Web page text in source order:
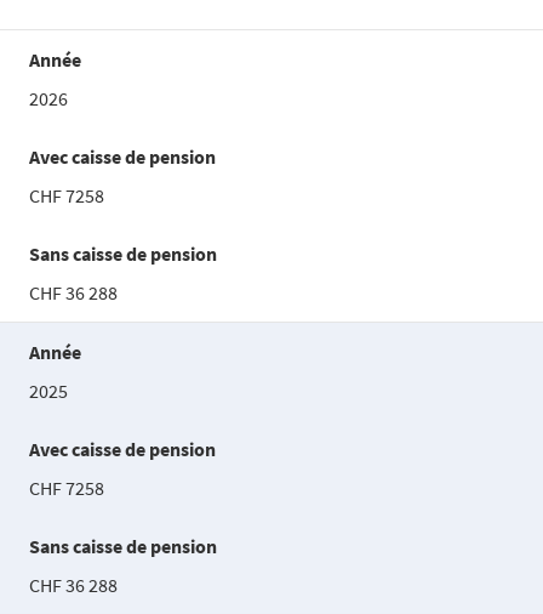
Année
2026
Avec caisse de pension
CHF 7258
Sans caisse de pension
CHF 36 288
Année
2025
Avec caisse de pension
CHF 7258
Sans caisse de pension
CHF 36 288